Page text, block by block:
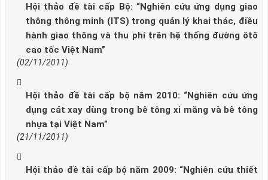
Hội thảo đề tài cấp Bộ: “Nghiên cứu ứng dụng giao
thông thông minh (ITS) trong quản lý khai thác, điều
hành giao thông và thu phí trên hệ thống đường ôtô
cao tốc Việt Nam”
(02/11/2011)
Hội thảo đề tài cấp bộ năm 2010: “Nghiên cứu ứng
dụng cát xay dùng trong bê tông xi măng và bê tông
nhựa tại Việt Nam”
(21/11/2011)
Hội thảo đề tài cấp bộ năm 2009: “Nghiên cứu thiết